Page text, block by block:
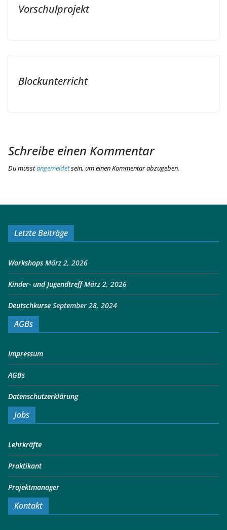
Vorschulprojekt
Blockunterricht
Schreibe einen Kommentar
Du musstangemeldetsein, um einen Kommentar abzugeben.
Letzte Beiträge
Workshops März 2, 2026
Kinder- und Jugendtreff März 2, 2026
Deutschkurse September 28, 2024
AGBs
Impressum
AGBs
Datenschutzerklärung
Jobs
Lehrkräfte
Praktikant
Projektmanager
Kontakt